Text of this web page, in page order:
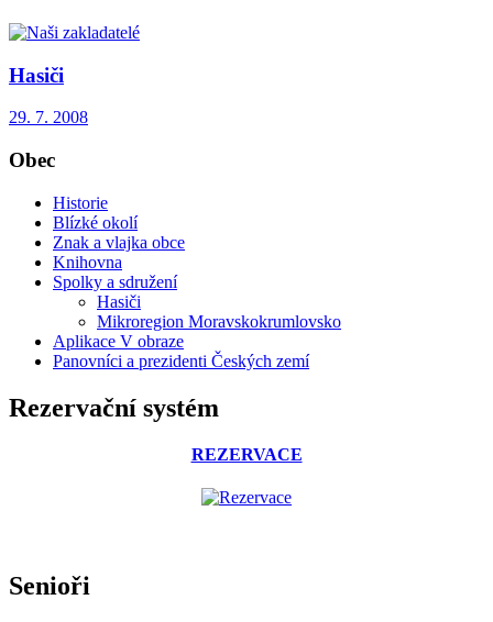
Hasiči
29. 7. 2008
Obec
Historie
Blízké okolí
Znak a vlajka obce
Knihovna
Spolky a sdružení
Hasiči
Mikroregion Moravskokrumlovsko
Aplikace V obraze
Panovníci a prezidenti Českých zemí
Rezervační systém
REZERVACE
Senioři